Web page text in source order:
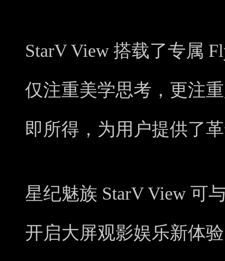
StarV View 搭载了专属
仅注重美学思考，更注
即所得，为用户提供了
星纪魅族 StarV View 可
开启大屏观影娱乐新体